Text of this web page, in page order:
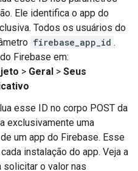
Ele identifica o app do
Todos os usuários do
firebase_app_id .
Firebase em:
> Geral > Seus
esse ID no corpo POST da
exclusivamente uma
um app do Firebase. Esse
instalação do app. Veja a
o valor nas